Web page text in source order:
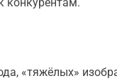
«тяжёлых»